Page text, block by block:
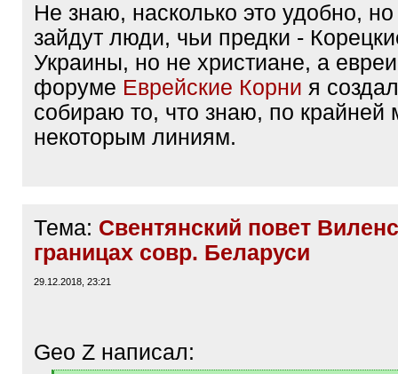
Не знаю, насколько это удобно,
зайдут люди, чьи предки -
Украины, но не христиане, а
форуме Еврейские Корни я
собираю то, что знаю, по крайней
некоторым линиям.
Тема: Свентянский повет
границах совр. Беларуси
29.12.2018, 23:21
Geo Z написал: